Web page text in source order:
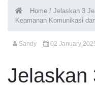
Home / Jelaskan 3
Keamanan Komunikasi
Sandy 02 January
Jelaskan